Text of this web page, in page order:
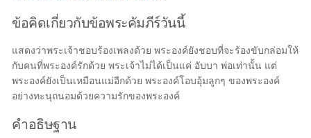
ข้อคิดเกี่ยวกับข้อพระคัมภีร์วันนี้
แสดงว่าพระเจ้าชอบร้องเพลงด้วย พระองค์ยังชอบที่จะร้องขับกล่อมให้
กับคนที่พระองค์รักด้วย พระเจ้าไม่ได้เป็นแค่ อับบา พ่อเท่านั้น แต่
พระองค์ยังเป็นเหมือนแม่อีกด้วย พระองค์โอบอุ้มลูกๆ ของพระองค์
อย่างทะนุถนอมด้วยความรักของพระองค์
คำอธิษฐาน